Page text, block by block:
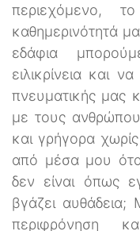
περιεχόμενο,
καθημερινότητά
εδάφια
ειλικρίνεια και
πνευματικής μας
με τους
και γρήγορα
από μέσα μου
δεν είναι όπως
βγάζει
περιφρόνηση